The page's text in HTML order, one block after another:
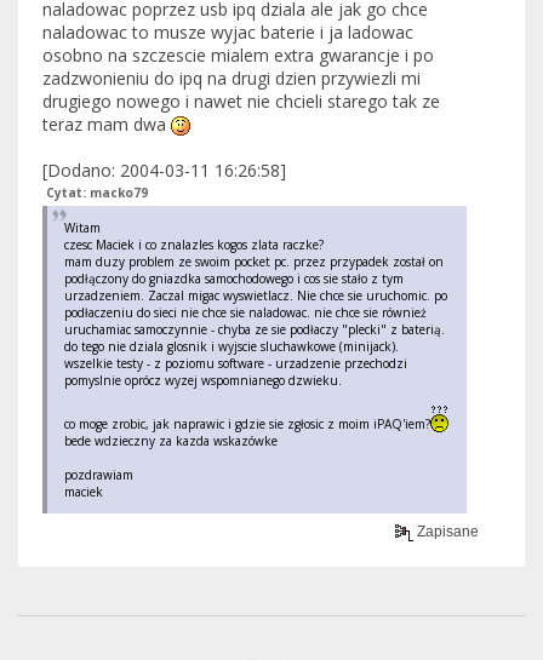
naladowac poprzez usb ipq dziala ale jak go chce
naladowac to musze wyjac baterie i ja ladowac
osobno na szczescie mialem extra gwarancje i po
zadzwonieniu do ipq na drugi dzien przywiezli mi
drugiego nowego i nawet nie chcieli starego tak ze
teraz mam dwa
[Dodano: 2004-03-11 16:26:58]
Cytat: macko79
Witam
czesc Maciek i co znalazles kogos zlata raczke?
mam duzy problem ze swoim pocket pc. przez przypadek został on
podłączony do gniazdka samochodowego i cos sie stało z tym
urzadzeniem. Zaczal migac wyswietlacz. Nie chce sie uruchomic. po
podłaczeniu do sieci nie chce sie naladowac. nie chce sie również
uruchamiac samoczynnie - chyba ze sie podłaczy "plecki" z baterią.
do tego nie dziala glosnik i wyjscie sluchawkowe (minijack).
wszelkie testy - z poziomu software - urzadzenie przechodzi
pomyslnie oprócz wyzej wspomnianego dzwieku.
co moge zrobic, jak naprawic i gdzie sie zgłosic z moim iPAQ'iem?
bede wdzieczny za kazda wskazówke
pozdrawiam
maciek
Zapisane